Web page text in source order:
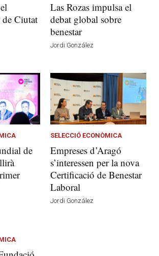
de Ciutat
Las Rozas impulsa el
debat global sobre
benestar
Jordi González
de
SELECCIÓ ECONÒMICA
Empreses d’Aragó
s’interessen per la nova
Certificació de Benestar
Laboral
Jordi González